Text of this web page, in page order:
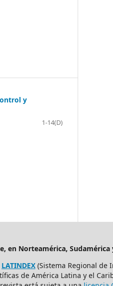
y
1-14(D)
en Norteamérica, Sudamérica
LATINDEX (Sistema Regional de
de América Latina y el